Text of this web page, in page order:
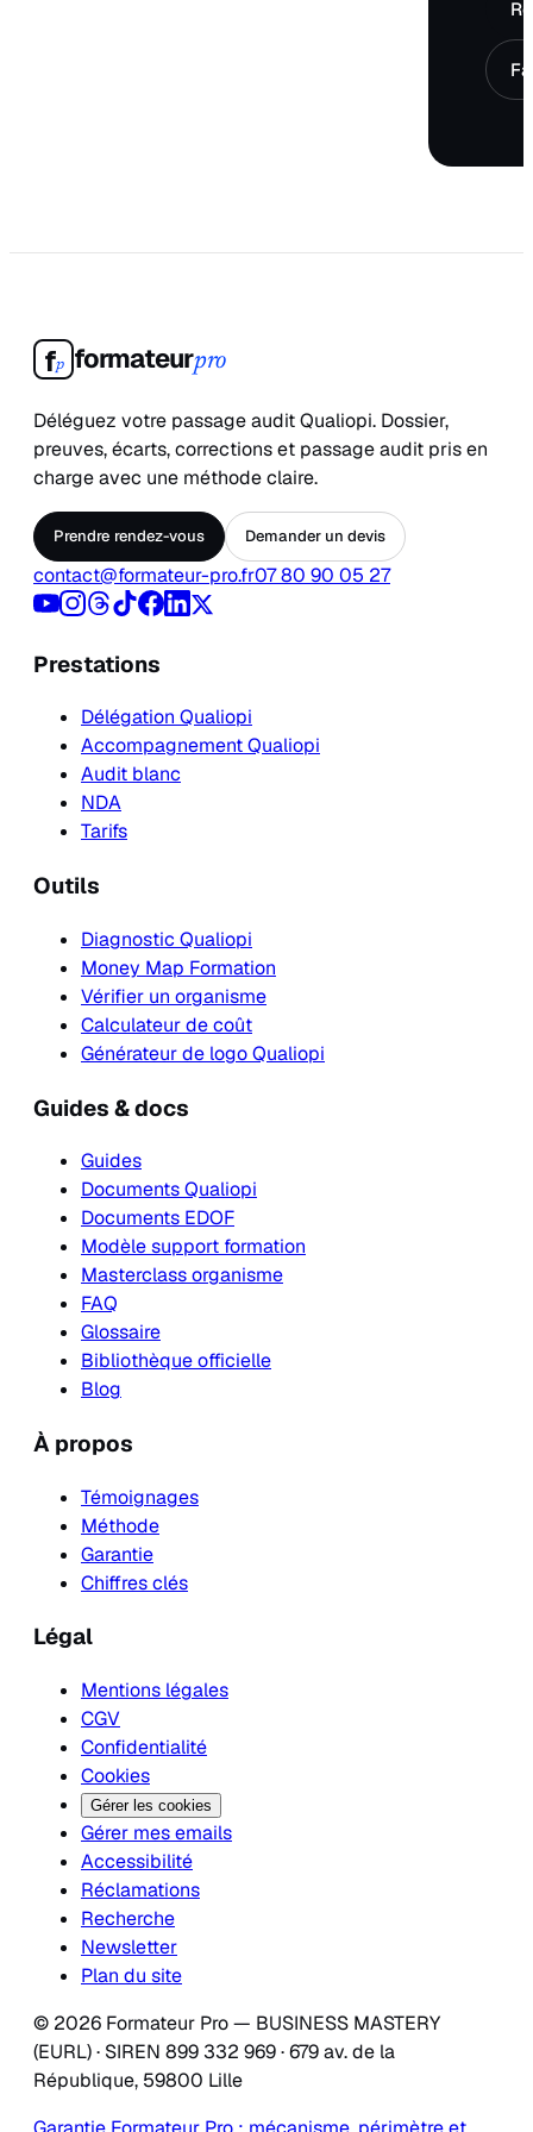
fp formateurpro
Déléguez votre passage audit Qualiopi. Dossier,
preuves, écarts, corrections et passage audit pris en
charge avec une méthode claire.
Prendre rendez-vous Demander un devis
contact@formateur-pro.fr07 80 90 05 27
Prestations
Délégation Qualiopi
Accompagnement Qualiopi
Audit blanc
NDA
Tarifs
Outils
Diagnostic Qualiopi
Money Map Formation
Vérifier un organisme
Calculateur de coût
Générateur de logo Qualiopi
Guides & docs
Guides
Documents Qualiopi
Documents EDOF
Modèle support formation
Masterclass organisme
FAQ
Glossaire
Bibliothèque officielle
Blog
À propos
Témoignages
Méthode
Garantie
Chiffres clés
Légal
Mentions légales
CGV
Confidentialité
Cookies
Gérer les cookies
Gérer mes emails
Accessibilité
Réclamations
Recherche
Newsletter
Plan du site
© 2026 Formateur Pro — BUSINESS MASTERY
(EURL) · SIREN 899 332 969 · 679 av. de la
République, 59800 Lille